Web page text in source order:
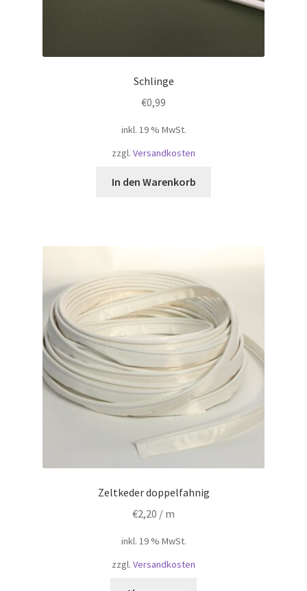
Schlinge
€0,99
inkl. 19 % MwSt.
zzgl. Versandkosten
In den Warenkorb
Zeltkeder doppelfahnig
€2,20 / m
inkl. 19 % MwSt.
zzgl. Versandkosten